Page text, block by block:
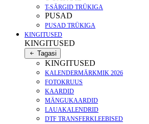
T-SÄRGID TRÜKIGA
PUSAD
PUSAD TRÜKIGA
KINGITUSED
KINGITUSED
Tagasi
KINGITUSED
KALENDERMÄRKMIK 2026
FOTOKRUUS
KAARDID
MÄNGUKAARDID
LAUAKALENDRID
DTF TRANSFERKLEEBISED